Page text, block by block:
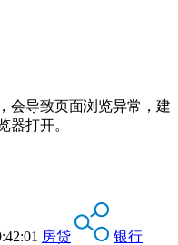
会导致页面浏览异常，建
器打开。
房贷
银行